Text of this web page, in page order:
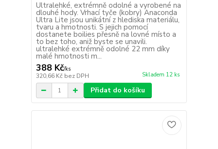
Ultralehké, extrémně odolné a vyrobené na
dlouhé hody. Vrhací tyče (kobry) Anaconda
Ultra Lite jsou unikátní z hlediska materiálu,
tvaru a hmotnosti. S jejich pomocí
dostanete boilies přesně na lovné místo a
to bez toho, aniž byste se unavili.
ultralehké extrémně odolné 22 mm díky
malé hmotnosti m...
388 Kč/ks
320,66 Kč bez DPH Skladem 12 ks
Přidat do košíku